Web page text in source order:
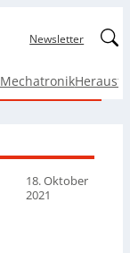
Newsletter
Mechatronik
18. Oktober
2021